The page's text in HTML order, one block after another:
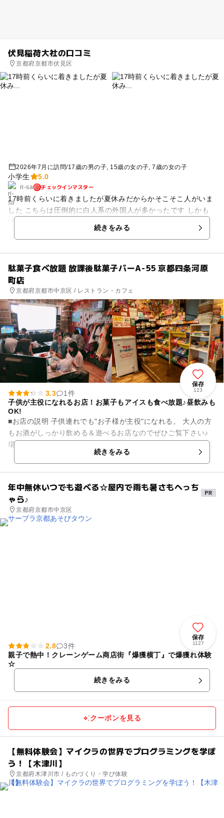
伏見稲荷大社の口コミ
京都府京都市伏見区
2026年7月に訪問/17歳の男の子 15歳の女の子 7歳の女の子
小学生 5.0
ri-sa チェックインマスター
17時前くらいに着きましたが夏休みだからかそこそこ人がいま
した こちらは圧倒的に白人系の外国人が多かったです しかも
ほとんどが頂上までいってました 四ツ辻あたりの夕焼けが綺麗
でした 自販機は上がるにつれて値段もあがり一番高くて300円
りをおすすめします 頂上まで登ったりくだったりしたんですが
頂上から降りていくときはずっと下りだったので逆だとずっと
登りになるためしんどいと思います
続きをみる
駄菓子食べ放題 放課後駄菓子バーA-55 京都四条河原
町店
京都府京都市中京区 / レストラン・カフェ
保存
123
3.3
1件
子供が主役になれるお店！お菓子もアイスも食べ放題♪昼飲みも
OK!
■お店の説明 子供連れでも"お子様が主役"になれる。 大人の方
もお酒がしっかり飲める＆遊べるお店なのでぜひご覧下さい♪
場所は京都、四条河原町3番出口から歩いて6分。京阪三条駅6
続きをみる
年中無休いつでも遊べる☆屋内で雨も暑さもへっち
ゃら♪
京都府京都市中京区
保存
1127
2.8
3件
親子で熱中！クレーンゲーム商店街『爆獲横丁』で爆獲れ体験
☆
続きをみる
クーポンを見る
【無料体験会】マイクラの世界でプログラミングを学ぼ
う！【木津川】
京都府木津川市 / ものづくり・学び体験